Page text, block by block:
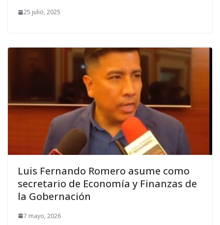
25 julio, 2025
Luis Fernando Romero asume como
secretario de Economía y Finanzas de
la Gobernación
7 mayo, 2026